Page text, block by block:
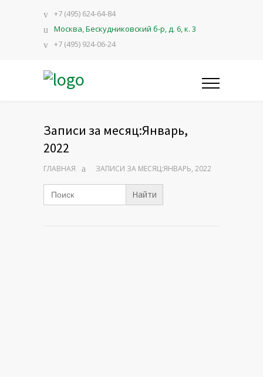
+7 (495) 624-64-84
Москва, Бескудниковский б-р, д. 6, к. 3
+7 (495) 924-06-24
Записи за месяц:Январь,
2022
ГЛАВНАЯ ЗАПИСИ ЗА МЕСЯЦ:ЯНВАРЬ, 2022
Search
for: